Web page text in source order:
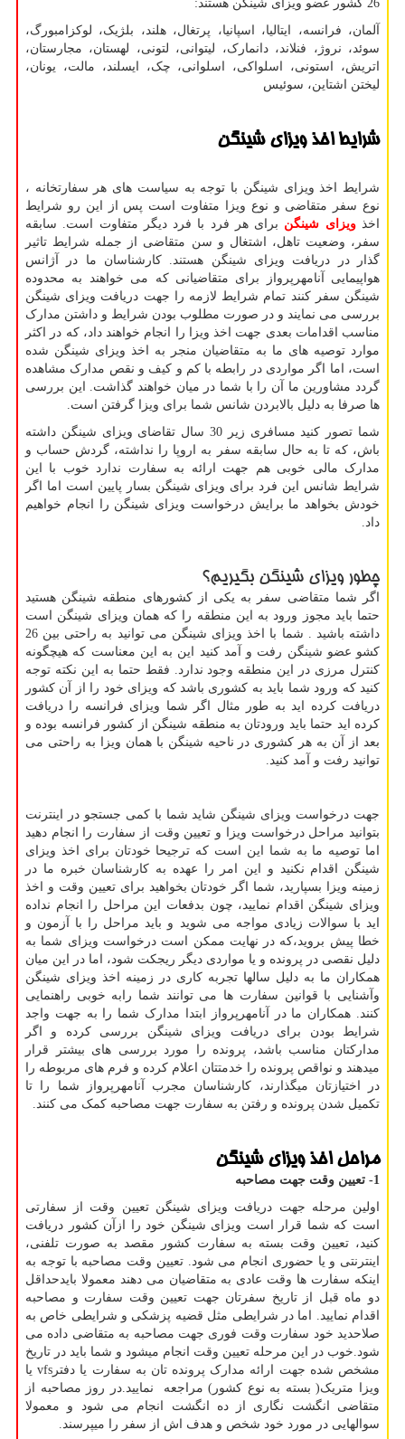
26 کشور عضو ویزای شینگن هستند
:
آلمان، فرانسه، ایتالیا، اسپانیا، پرتغال، هلند، بلژیک، لوکزامبورگ،
سوئد، نروژ، فنلاند، دانمارک، لیتوانی، لتونی، لهستان، مجارستان،
اتریش، استونی، اسلواکی، اسلوانی، چک، ایسلند، مالت، یونان،
لیختن اشتاین، سوئیس
شرایط اخذ ویزای شینگن
شرایط اخذ ویزای شینگن با توجه به سیاست های هر سفارتخانه ،
نوع سفر متقاضی و نوع ویزا متفاوت است پس از این رو شرایط
اخذویزای شینگن برای هر فرد با فرد دیگر متفاوت است. سابقه
سفر، وضعیت تاهل، اشتغال و سن متقاضی از جمله شرایط تاثیر
گذار در دریافت ویزای شینگن هستند. کارشناسان ما در آژانس
هواپیمایی آنامهرپرواز برای متقاضیانی که می خواهند به محدوده
شینگن سفر کنند تمام شرایط لازمه را جهت دریافت ویزای شینگن
بررسی می نمایند و در صورت مطلوب بودن شرایط و داشتن مدارک
مناسب اقدامات بعدی جهت اخذ ویزا را انجام خواهند داد، که در اکثر
موارد توصیه های ما به متقاضیان منجر به اخذ ویزای شینگن شده
است، اما اگر مواردی در رابطه با کم و کیف و نقص مدارک مشاهده
گردد مشاورین ما آن را با شما در میان خواهند گذاشت. این بررسی
ها صرفا به دلیل بالابردن شانس شما برای ویزا گرفتن است.
شما تصور کنید مسافری زیر 30 سال تقاضای ویزای شینگن داشته
باش، که تا به حال سابقه سفر به اروپا را نداشته، گردش حساب و
مدارک مالی خوبی هم جهت ارائه به سفارت ندارد خوب با این
شرایط شانس این فرد برای ویزای شینگن بسار پایین است اما اگر
خودش بخواهد ما برایش درخواست ویزای شینگن را انجام خواهیم
داد.
چطور ویزای شینگن بگیریم؟
اگر شما متقاضی سفر به یکی از کشورهای منطقه شینگن هستید
حتما باید مجوز ورود به این منطقه را که همان ویزای شینگن است
داشته باشید . شما با اخذ ویزای شینگن می توانید به راحتی بین 26
کشو عضو شینگن رفت و آمد کنید این به این معناست که هیچگونه
کنترل مرزی در این منطقه وجود ندارد. فقط حتما به این نکته توجه
کنید که ورود شما باید به کشوری باشد که ویزای خود را از آن کشور
دریافت کرده اید به طور مثال اگر شما ویزای فرانسه را دریافت
کرده اید حتما باید ورودتان به منطقه شینگن از کشور فرانسه بوده و
بعد از آن به هر کشوری در ناحیه شینگن با همان ویزا به راحتی می
توانید رفت و آمد کنید.
جهت درخواست ویزای شینگن شاید شما با کمی جستجو در اینترنت
بتوانید مراحل درخواست ویزا و تعیین وقت از سفارت را انجام دهید
اما توصیه ما به شما این است که ترجیحا خودتان برای اخذ ویزای
شینگن اقدام نکنید و این امر را عهده به کارشناسان خبره ما در
زمینه ویزا بسپارید، شما اگر خودتان بخواهید برای تعیین وقت و اخذ
ویزای شینگن اقدام نمایید، چون بدفعات این مراحل را انجام نداده
اید با سوالات زیادی مواجه می شوید و باید مراحل را با آزمون و
خطا پیش بروید،که در نهایت ممکن است درخواست ویزای شما به
دلیل نقصی در پرونده و یا مواردی دیگر ریجکت شود، اما در این میان
همکاران ما به دلیل سالها تجربه کاری در زمینه اخذ ویزای شینگن
وآشنایی با قوانین سفارت ها می توانند شما رابه خوبی راهنمایی
کنند. همکاران ما در آنامهرپرواز ابتدا مدارک شما را به جهت واجد
شرایط بودن برای دریافت ویزای شینگن بررسی کرده و اگر
مدارکتان مناسب باشد، پرونده را مورد بررسی های بیشتر قرار
میدهند و نواقص پرونده را خدمتتان اعلام کرده و فرم های مربوطه را
در اختیازتان میگذارند، کارشناسان مجرب آنامهرپرواز شما را تا
تکمیل شدن پرونده و رفتن به سفارت جهت مصاحبه کمک می کنند.
مراحل اخذ ویزای شینگن
1- تعیین وقت جهت مصاحبه
اولین مرحله جهت دریافت ویزای شینگن تعیین وقت از سفارتی
است که شما قرار است ویزای شینگن خود را ازآن کشور دریافت
کنید، تعیین وقت بسته به سفارت کشور مقصد به صورت تلفنی،
اینترنتی و یا حضوری انجام می شود. تعیین وقت مصاحبه با توجه به
اینکه سفارت ها وقت عادی به متقاضیان می دهند معمولا بایدحداقل
دو ماه قبل از تاریخ سفرتان جهت تعیین وقت سفارت و مصاحبه
اقدام نمایید. اما در شرایطی مثل قضیه پزشکی و شرایطی خاص به
صلاحدید خود سفارت وقت فوری جهت مصاحبه به متقاضی داده می
شود.خوب در این مرحله تعیین وقت انجام میشود و شما باید در تاریخ
مشخص شده جهت ارائه مدارک پرونده تان به سفارت یا دفتر vfs یا
ویزا متریک( بسته به نوع کشور) مراجعه نمایید.در روز مصاحبه از
متقاضی انگشت نگاری از ده انگشت انجام می شود و معمولا
سوالهایی در مورد خود شخص و هدف اش از سفر را میپرسند.